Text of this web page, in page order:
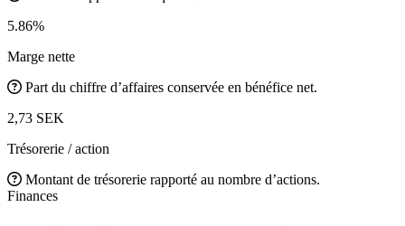
5.86%
Marge nette
Part du chiffre d’affaires conservée en bénéfice net.
2,73 SEK
Trésorerie / action
Montant de trésorerie rapporté au nombre d’actions.
Finances